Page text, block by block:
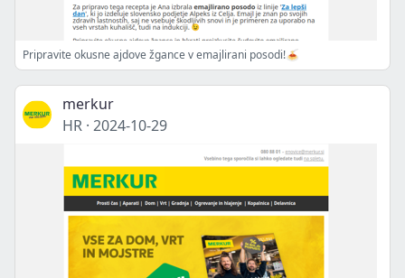
Pripravite okusne ajdove žgance v emajlirani posodi!🍝
merkur
HR · 2024-10-29